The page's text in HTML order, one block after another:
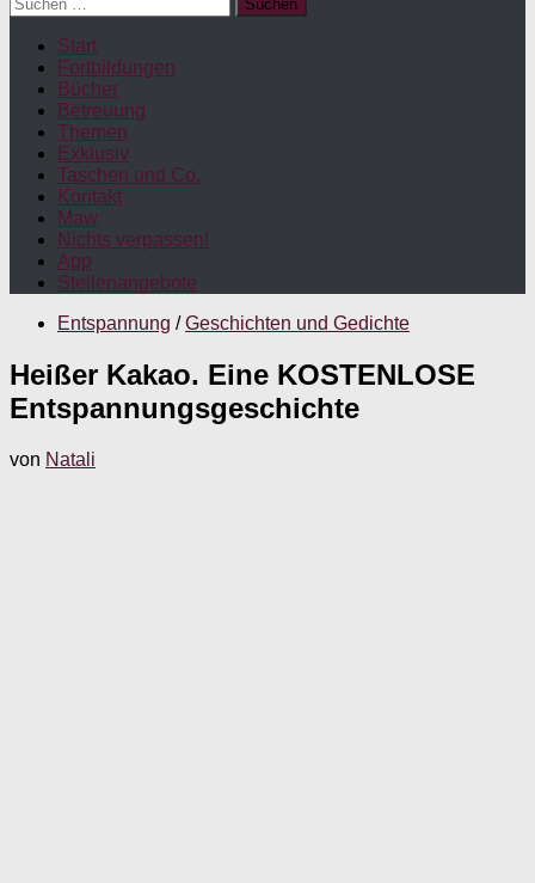
nach:
Start
Fortbildungen
Bücher
Betreuung
Themen
Exklusiv
Taschen und Co.
Kontakt
Maw
Nichts verpassen!
App
Stellenangebote
Entspannung / Geschichten und Gedichte
Heißer Kakao. Eine KOSTENLOSE
Entspannungsgeschichte
von Natali